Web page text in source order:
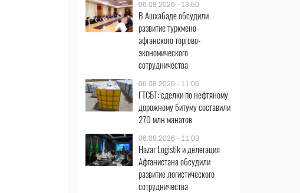
06.08.2026 - 13:50
В Ашхабаде обсудили
развитие туркмено-
афганского торгово-
экономического
сотрудничества
06.08.2026 - 11:06
ГТСБТ: сделки по нефтяному
дорожному битуму составили
270 млн манатов
06.08.2026 - 11:03
Hazar Logistik и делегация
Афганистана обсудили
развитие логистического
сотрудничества